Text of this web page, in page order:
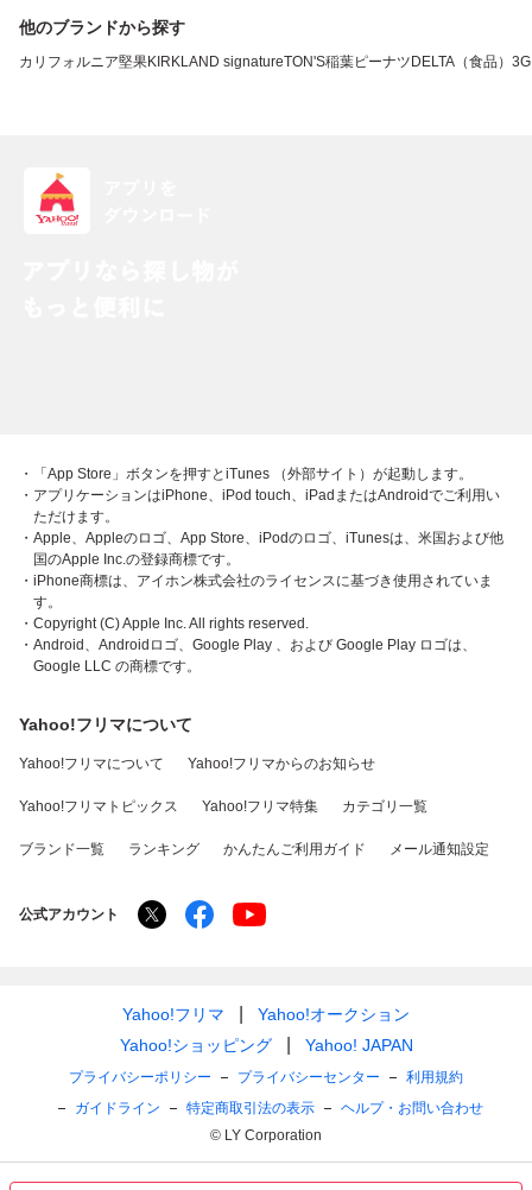
他のブランドから探す
カリフォルニア堅果KIRKLAND signatureTON'S稲葉ピーナツ DELTA（食品）
・「App Store」ボタンを押すとiTunes （外部サイト）が起動します。
・アプリケーションはiPhone、iPod touch、iPadまたはAndroidでご利用い
ただけます。
・Apple、Appleのロゴ、App Store、iPodのロゴ、iTunesは、米国および他
国のApple Inc.の登録商標です。
・iPhone商標は、アイホン株式会社のライセンスに基づき使用されていま
す。
・Copyright (C) Apple Inc. All rights reserved.
・Android、Androidロゴ、Google Play 、および Google Play ロゴは、
Google LLC の商標です。
Yahoo!フリマについて
Yahoo!フリマについて Yahoo!フリマからのお知らせ
Yahoo!フリマトピックス Yahoo!フリマ特集 カテゴリ一覧
ブランド一覧 ランキング かんたんご利用ガイド メール通知設定
公式アカウント
Yahoo!フリマ
Yahoo!オークション
Yahoo!ショッピング
Yahoo! JAPAN
プライバシーポリシー プライバシーセンター
利用規約
ガイドライン
特定商取引法の表示
ヘルプ・お問い合わせ
© LY Corporation